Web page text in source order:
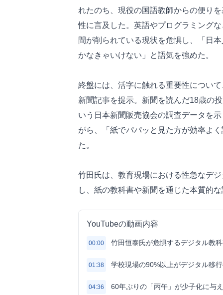
れたのち、現役の国語教師からの便り
性に言及した。英語やプログラミング
間が削られている現状を危惧し、「日
かなきゃいけない」と語気を強めた。
終盤には、活字に触れる重要性につい
新聞記事を提示。新聞を読んだ18歳の
いう日本新聞販売協会の調査データを
がら、「紙でパパッと見た方が効率よ
た。
竹田氏は、教育現場における性急なデ
し、紙の教科書や新聞を通じた本質的
YouTubeの動画内容
00:00 竹田恒泰氏が危惧するデジタル教
01:38 学校現場の90%以上がデジタル移
04:36 60年ぶりの「丙午」が少子化に与